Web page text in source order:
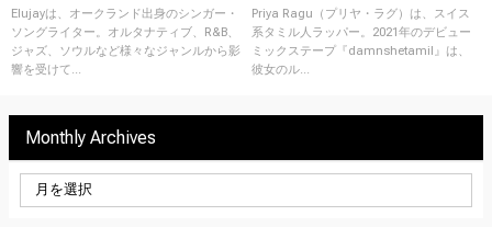
リリース！
Elujayは、オークランド出身のシンガー・
ソングライター。オルタナティブ、R&B、
ジャズ、ソウルなど様々なジャンルから影
響を受けて...
『Santhosam』を10月20日にリ
リース！
Priya Ragu（プリヤ・ラグ）は、スイス
系タミル人ラッパー。2021年のデビュー
ミックステープ『damnshetamil』は、
彼女のル...
Monthly Archives